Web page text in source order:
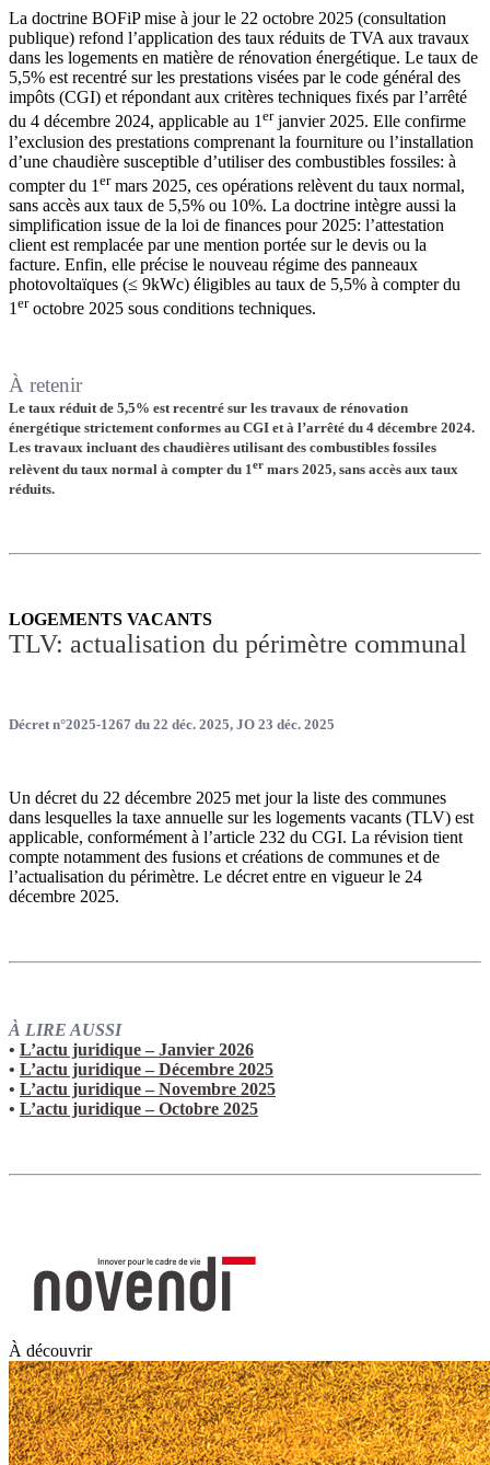
La doctrine BOFiP mise à jour le 22 octobre 2025 (consultation
publique) refond l’application des taux réduits de TVA aux travaux
dans les logements en matière de rénovation énergétique. Le taux de
5,5% est recentré sur les prestations visées par le code général des
impôts (CGI) et répondant aux critères techniques fixés par l’arrêté
du 4 décembre 2024, applicable au 1erjanvier 2025. Elle confirme
l’exclusion des prestations comprenant la fourniture ou l’installation
d’une chaudière susceptible d’utiliser des combustibles fossiles: à
compter du 1 ermars 2025, ces opérations relèvent du taux normal,
sans accès aux taux de 5,5% ou 10%. La doctrine intègre aussi la
simplification issue de la loi de finances pour 2025: l’attestation
client est remplacée par une mention portée sur le devis ou la
facture. Enfin, elle précise le nouveau régime des panneaux
photovoltaïques (≤ 9kWc) éligibles au taux de 5,5% à compter du
1 eroctobre 2025 sous conditions techniques.
À retenir
Le taux réduit de 5,5% est recentré sur les travaux de rénovation
énergétique strictement conformes au CGI et à l’arrêté du 4 décembre 2024.
Les travaux incluant des chaudières utilisant des combustibles fossiles
relèvent du taux normal à compter du 1er mars 2025, sans accès aux taux
réduits.
LOGEMENTS VACANTS
TLV: actualisation du périmètre communal
Décret n°2025-1267 du 22 déc. 2025, JO 23 déc. 2025
Un décret du 22 décembre 2025 met jour la liste des communes
dans lesquelles la taxe annuelle sur les logements vacants (TLV) est
applicable, conformément à l’article 232 du CGI. La révision tient
compte notamment des fusions et créations de communes et de
l’actualisation du périmètre. Le décret entre en vigueur le 24
décembre 2025.
À LIRE AUSSI
• L’actu juridique – Janvier 2026
• L’actu juridique – Décembre 2025
• L’actu juridique – Novembre 2025
• L’actu juridique – Octobre 2025
À découvrir